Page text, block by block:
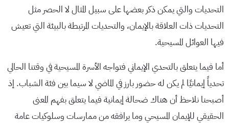
التحديات والتي يمكن ذكر بعضها على سبيل المثال لا الحصر مثل
التحديات ذات العلاقة بالإيمان، والتحديات المرتبطة بالبيئة التي تعيش
فيها العوائل المسيحية.
أما فيما يتعلق بالتحدي الإيماني فتواجه الأسرة المسيحية في وقتنا الحالي
تحدياً إيمانيًا لم يكن له حضور بارز في الماضي لا سيما بين فئة الشباب. إذ
أصبحنا نلاحظ أن هناك ضحالة إيمانية فيما يتعلق بفهم المعنى
الحقيقي للإيمان المسيحي وما يرافقه من ممارسات وسلوكيات عامة